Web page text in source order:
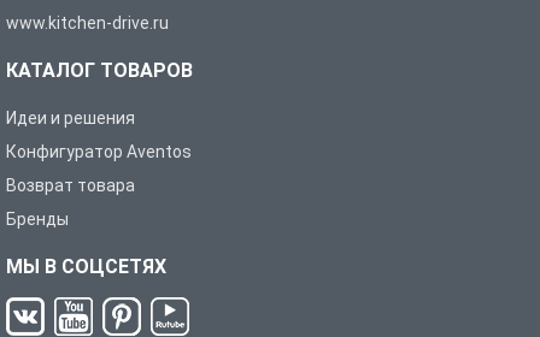
www.kitchen-drive.ru
КАТАЛОГ ТОВАРОВ
Идеи и решения
Конфигуратор Aventos
Возврат товара
Бренды
МЫ В СОЦСЕТЯХ